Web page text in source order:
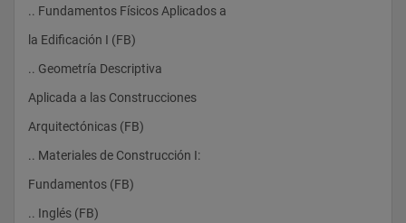
presentación
el grado en ingeniería de edificación tiene sus antecedentes en
la titulación de
arquitectura técnica. el grado en ingeniería de edificación
ofrece una formación
generalista adecuada a un entorno europeo sobre las bases
teórico-técnicas y
.. Fundamentos Físicos Aplicados a
la Edificación I (FB)
.. Geometría Descriptiva
Aplicada a las Construcciones
Arquitectónicas (FB)
.. Materiales de Construcción I:
Fundamentos (FB)
.. Inglés (FB)